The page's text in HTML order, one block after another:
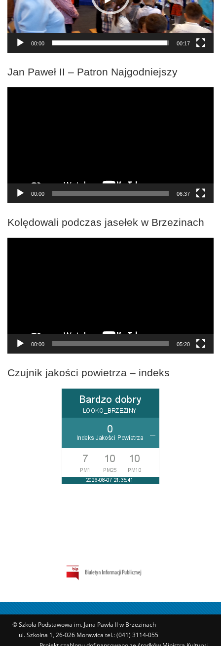
00:00 00:17
Jan Paweł II – Patron Najgodniejszy
00:00 06:37
Kolędowali podczas jasełek w Brzezinach
00:00 05:20
Czujnik jakości powietrza – indeks
© Szkoła Podstawowa im. Jana Pawła II w Brzezinach
ul. Szkolna 1, 26-026 Morawica tel.: (041) 3114-055